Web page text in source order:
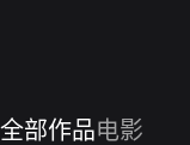
全部作品电影